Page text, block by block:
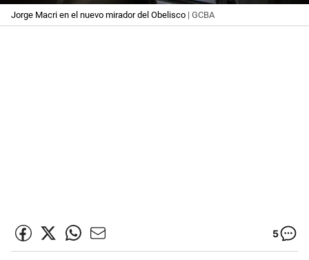
Jorge Macri en el nuevo mirador del Obelisco | GCBA
5